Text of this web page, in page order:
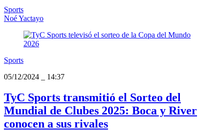
Sports
Noé Yactayo
Sports
05/12/2024
14:37
TyC Sports transmitió el Sorteo del
Mundial de Clubes 2025: Boca y River
conocen a sus rivales